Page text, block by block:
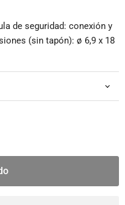
de seguridad: conexión y
(sin tapón): ø 6,9 x 18